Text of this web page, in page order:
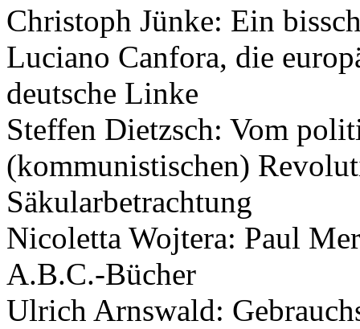
Christoph Jünke: Ein
Luciano Canfora, die
deutsche Linke
Steffen Dietzsch: Vom
(kommunistischen)
Säkularbetrachtung
Nicoletta Wojtera: Paul
A.B.C.-Bücher
Ulrich Arnswald: